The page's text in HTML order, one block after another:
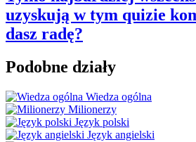
uzyskują w tym quizie
dasz radę?
Podobne działy
Wiedza ogólna
Milionerzy
Język polski
Język angielski